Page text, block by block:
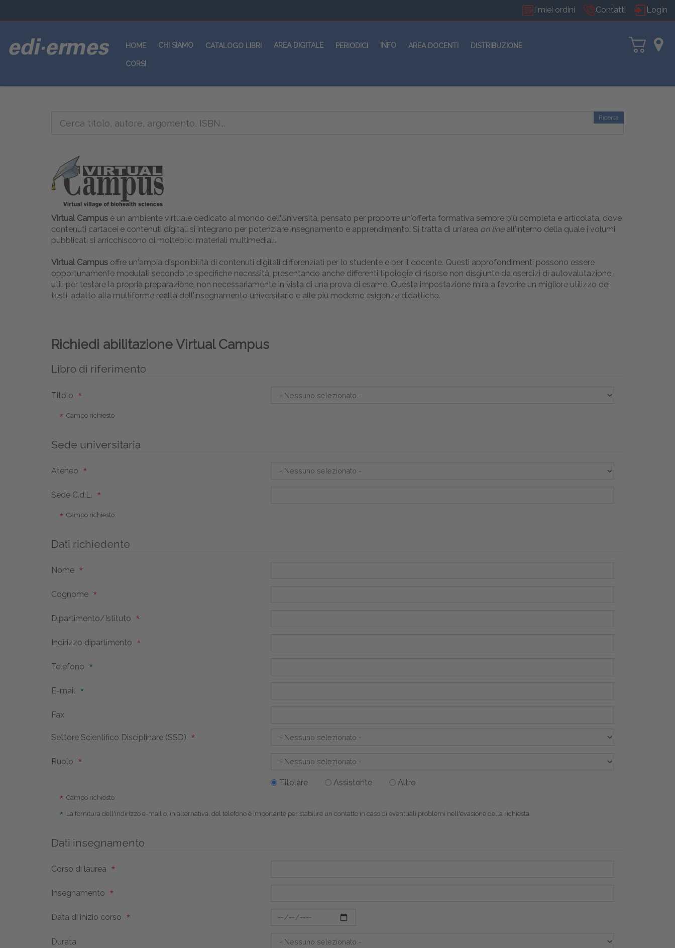
I miei ordini Contatti Login
HOME CHI SIAMO CATALOGO LIBRI AREA DIGITALE PERIODICI INFO AREA DOCENTI DISTRIBUZIONE
CORSI
Ricerca
Virtual Campus è un ambiente virtuale dedicato al mondo dell’Università, pensato per proporre un'offerta formativa sempre più completa e articolata, dove
contenuti cartacei e contenuti digitali si integrano per potenziare insegnamento e apprendimento. Si tratta di un’area on lineall'interno della quale i volumi
pubblicati si arricchiscono di molteplici materiali multimediali.
Virtual Campus offre un'ampia disponibilità di contenuti digitali differenziati per lo studente e per il docente. Questi approfondimenti possono essere
opportunamente modulati secondo le specifiche necessità, presentando anche differenti tipologie di risorse non disgiunte da esercizi di autovalutazione,
utili per testare la propria preparazione, non necessariamente in vista di una prova di esame. Questa impostazione mira a favorire un migliore utilizzo dei
testi, adatto alla multiforme realtà dell'insegnamento universitario e alle più moderne esigenze didattiche.
Richiedi abilitazione Virtual Campus
Libro di riferimento
Titolo
Campo richiesto
Sede universitaria
Ateneo
Sede C.d.L.
Campo richiesto
Dati richiedente
Nome
Cognome
Dipartimento/Istituto
Indirizzo dipartimento
Telefono
E-mail
Fax
Settore Scientifico Disciplinare (SSD)
Ruolo
Titolare Assistente Altro
Campo richiesto
La fornitura dell'indirizzo e-mail o, in alternativa, del telefono è importante per stabilire un contatto in caso di eventuali problemi nell'evasione della richiesta
Dati insegnamento
Corso di laurea
Insegnamento
Data di inizio corso
Durata